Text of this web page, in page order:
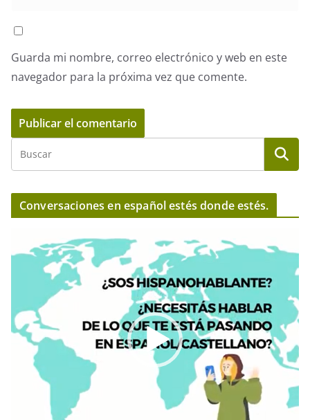
Guarda mi nombre, correo electrónico y web en este
navegador para la próxima vez que comente.
Conversaciones en español estés donde estés.
e
d